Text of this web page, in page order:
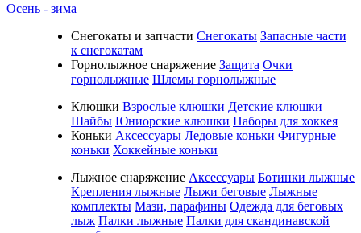
Осень - зима
Cнегокаты и запчасти Снегокаты Запасные части
к снегокатам
Горнолыжное снаряжение Защита Очки
горнолыжные Шлемы горнолыжные
Клюшки Взрослые клюшки Детские клюшки
Шайбы Юниорские клюшки Наборы для хоккея
Коньки Аксессуары Ледовые коньки Фигурные
коньки Хоккейные коньки
Лыжное снаряжение Аксессуары Ботинки лыжные
Крепления лыжные Лыжи беговые Лыжные
комплекты Мази, парафины Одежда для беговых
лыж Палки лыжные Палки для скандинавской